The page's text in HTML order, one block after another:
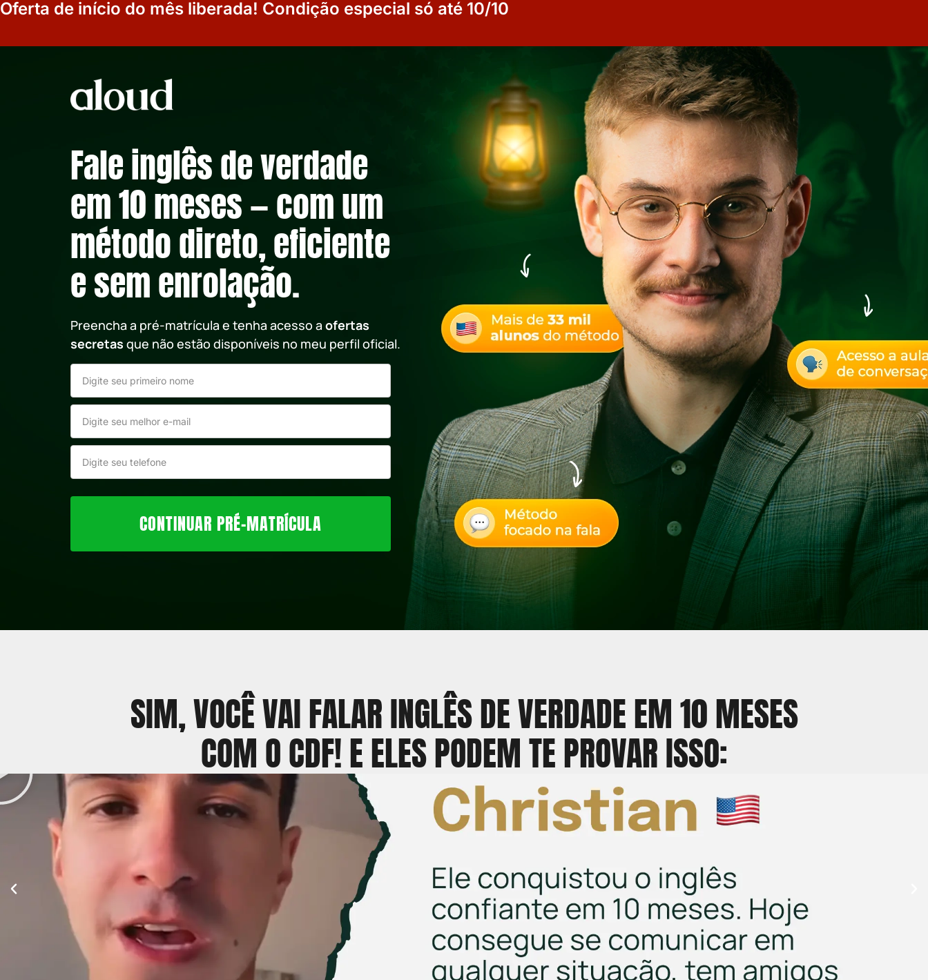
Oferta de início do mês liberada! Condição especial só até 10/10
Fale inglês de verdade
em 10 meses — com um
método direto, eficiente
e sem enrolação.
Preencha a pré-matrícula e tenha acesso a ofertas
secretas que não estão disponíveis no meu perfil oficial.
CONTINUAR PRÉ-MATRÍCULA
SIM, VOCÊ VAI FALAR INGLÊS DE VERDADE EM 10 MESES
COM O CDF! E ELES PODEM TE PROVAR ISSO: